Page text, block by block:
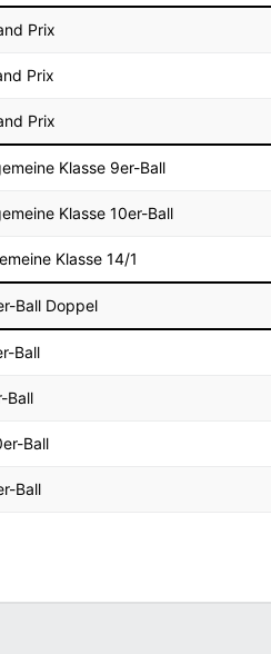
Prix
Prix
Prix
Klasse 9er-Ball
Klasse 10er-Ball
Klasse 14/1
Ball Doppel
Ball
Ball
Ball
Ball